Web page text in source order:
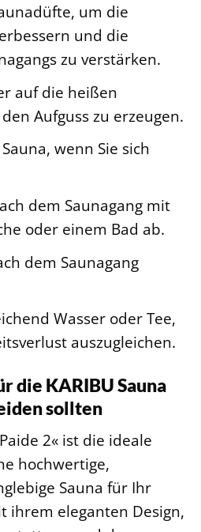
um die
und die
zu verstärken.
auf die heißen
Aufguss zu erzeugen.
wenn Sie sich
dem Saunagang mit
oder einem Bad ab.
dem Saunagang
Wasser oder Tee,
auszugleichen.
die KARIBU Sauna
sollten
2« ist die ideale
hochwertige,
Sauna für Ihr
ihrem eleganten Design,